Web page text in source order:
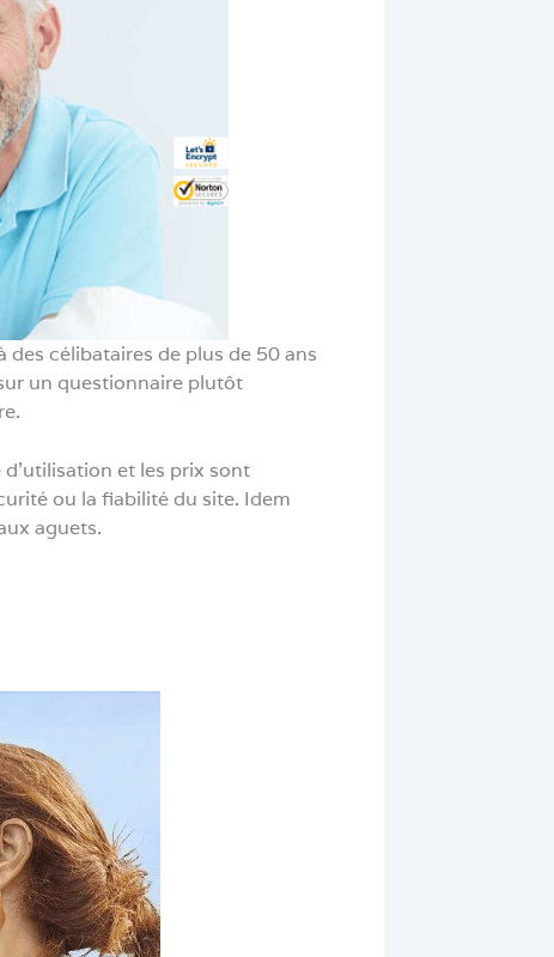
célibataires de plus de 50 ans
un questionnaire plutôt
et les prix sont
ou la fiabilité du site. Idem
aguets.